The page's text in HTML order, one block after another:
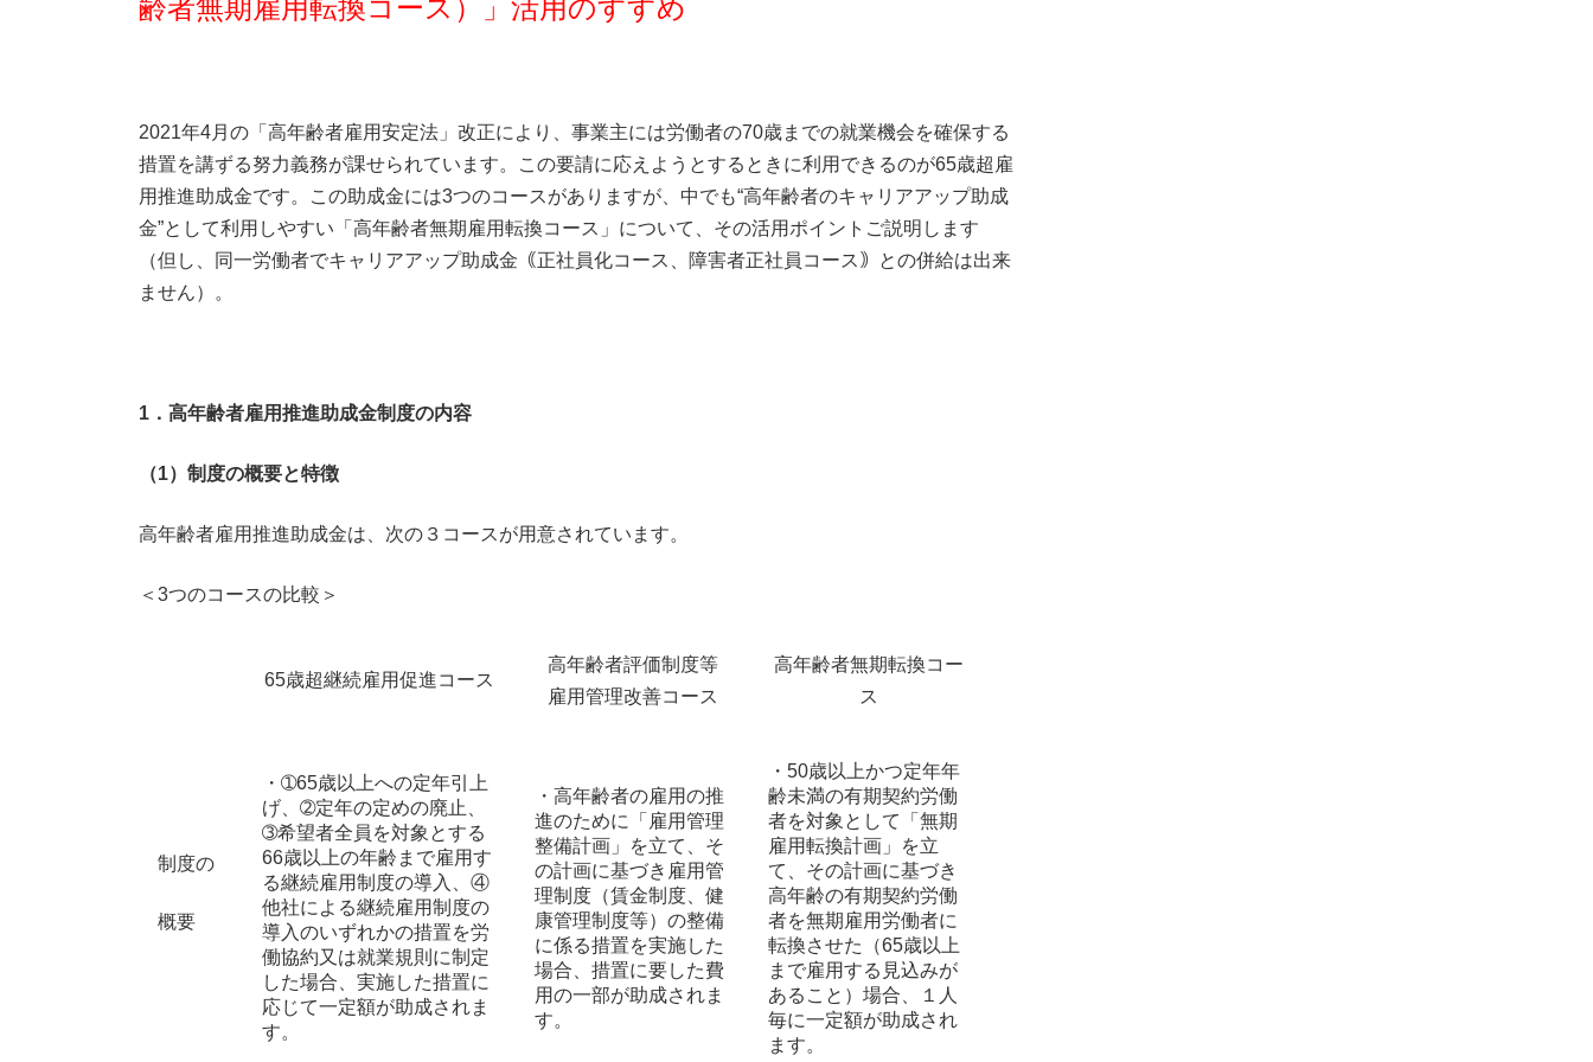
齢者無期雇用転換コース）」活用のすすめ
2021年4月の「高年齢者雇用安定法」改正により、事業主には労働者の70歳までの就業機会を確保する
措置を講ずる努力義務が課せられています。この要請に応えようとするときに利用できるのが65歳超雇
用推進助成金です。この助成金には3つのコースがありますが、中でも“高年齢者のキャリアアップ助成
金”として利用しやすい「高年齢者無期雇用転換コース」について、その活用ポイントご説明します
（但し、同一労働者でキャリアアップ助成金｟正社員化コース、障害者正社員コース｠との併給は出来
ません）。
1 ．高年齢者雇用推進助成金制度の内容
（1）制度の概要と特徴
高年齢者雇用推進助成金は、次の３コースが用意されています。
＜3つのコースの比較＞
65歳超継続雇用促進コース
高年齢者評価制度等
雇用管理改善コース
高年齢者無期転換コー
ス
制度の
概要
・➀65歳以上への定年引上
げ、➁定年の定めの廃止、
➂希望者全員を対象とする
66歳以上の年齢まで雇用す
る継続雇用制度の導入、④
他社による継続雇用制度の
導入のいずれかの措置を労
働協約又は就業規則に制定
した場合、実施した措置に
応じて一定額が助成されま
す。
・高年齢者の雇用の推
進のために「雇用管理
整備計画」を立て、そ
の計画に基づき雇用管
理制度（賃金制度、健
康管理制度等）の整備
に係る措置を実施した
場合、措置に要した費
用の一部が助成されま
す。
・50歳以上かつ定年年
齢未満の有期契約労働
者を対象として「無期
雇用転換計画」を立
て、その計画に基づき
高年齢の有期契約労働
者を無期雇用労働者に
転換させた（65歳以上
まで雇用する見込みが
あること）場合、１人
毎に一定額が助成され
ます。